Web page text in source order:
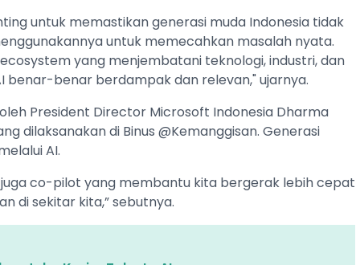
untuk memastikan generasi muda Indonesia tidak
untuk memecahkan masalah nyata.
yang menjembatani teknologi, industri, dan
benar-benar berdampak dan relevan," ujarnya.
President Director Microsoft Indonesia Dharma
dilaksanakan di Binus @Kemanggisan. Generasi
AI.
co-pilot yang membantu kita bergerak lebih cepat
di sekitar kita,” sebutnya.